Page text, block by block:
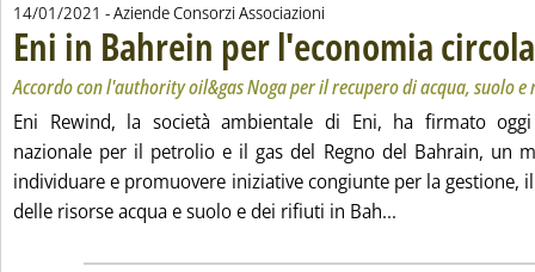
14/01/2021 - Aziende Consorzi Associazioni
Eni in Bahrein per l'economia
Accordo con l'authority oil&gas Noga per il recupero di acqua, suolo
Eni Rewind, la società ambientale di Eni, ha firmato
nazionale per il petrolio e il gas del Regno del Bahrain, un
individuare e promuovere iniziative congiunte per la gestione,
delle risorse acqua e suolo e dei rifiuti in Bah...